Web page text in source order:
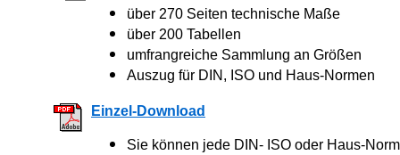
über 270 Seiten technische Maße
über 200 Tabellen
umfrangreiche Sammlung an Größen
Auszug für DIN, ISO und Haus-Normen
Einzel-Download
Sie können jede DIN- ISO oder Haus-